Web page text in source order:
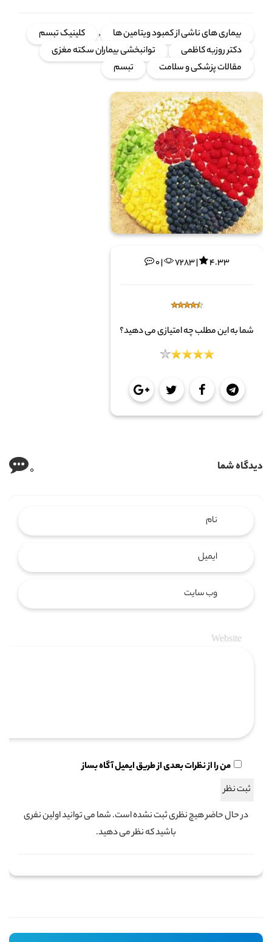
بیماری های ناشی از کمبود ویتامین ها ,
کلینیک تبسم
دکتر روزبه کاظمی
توانبخشی بیماران سکته مغزی
مقالات پزشکی و سلامت
تبسم
0 | 7283 | 4.33
شما به این مطلب چه امتیازی می دهید؟
دیدگاه شما 0
Website
من را از نظرات بعدی از طریق ایمیل آگاه بساز
در حال حاضر هیچ نظری ثبت نشده است. شما می توانید اولین نفری
باشید که نظر می دهید.